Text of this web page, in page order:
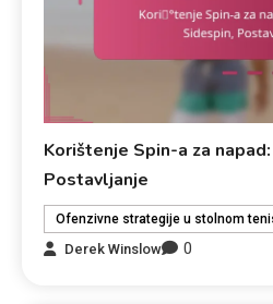
Korištenje Spin-a za
Postavljanje
Ofenzivne strategije u stolnom
Derek Winslow
0